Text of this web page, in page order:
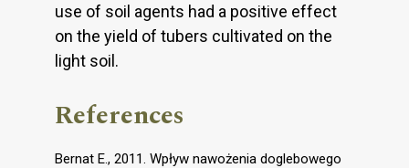
use of soil agents had a positive effect
on the yield of tubers cultivated on the
light soil.
References
Bernat E., 2011. Wpływ nawożenia doglebowego